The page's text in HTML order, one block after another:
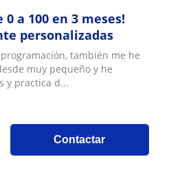
a 100 en 3 meses!
personalizadas
también me he
muy pequeño y he
y practica d...
Contactar